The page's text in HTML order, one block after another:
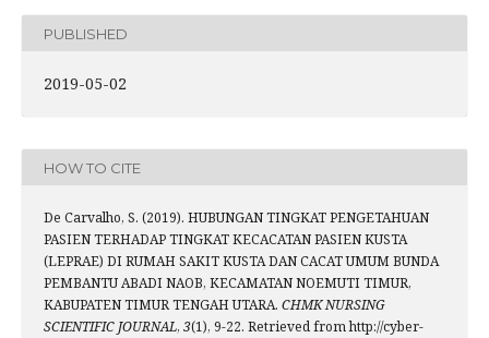
PUBLISHED
2019-05-02
HOW TO CITE
De Carvalho, S. (2019). HUBUNGAN TINGKAT PENGETAHUAN
PASIEN TERHADAP TINGKAT KECACATAN PASIEN KUSTA
(LEPRAE) DI RUMAH SAKIT KUSTA DAN CACAT UMUM BUNDA
PEMBANTU ABADI NAOB, KECAMATAN NOEMUTI TIMUR,
KABUPATEN TIMUR TENGAH UTARA. CHMK NURSING
SCIENTIFIC JOURNAL, 3(1), 9-22. Retrieved from http://cyber-